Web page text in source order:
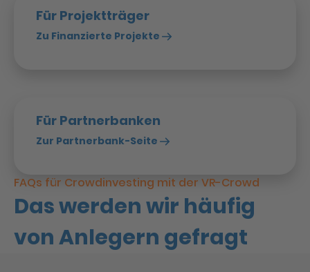
Für Projektträger
Zu Finanzierte Projekte
Für Partnerbanken
Zur Partnerbank-Seite
FAQs für Crowdinvesting mit der VR-Crowd
Das werden wir häufig
von Anlegern gefragt